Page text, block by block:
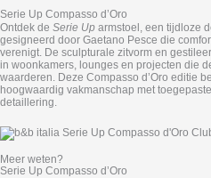
Serie Up Compasso d’Oro
Ontdek de Serie Up armstoel, een tijdloze
gesigneerd door Gaetano Pesce die
verenigt. De sculpturale zitvorm en
in woonkamers, lounges en projecten die
waarderen. Deze Compasso d’Oro editie
hoogwaardig vakmanschap met
detaillering.
Meer weten?
Serie Up Compasso d’Oro